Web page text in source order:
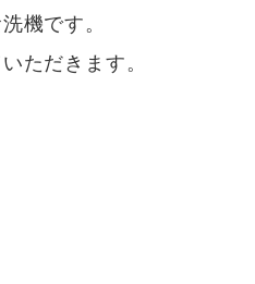
機です。
ただきます。